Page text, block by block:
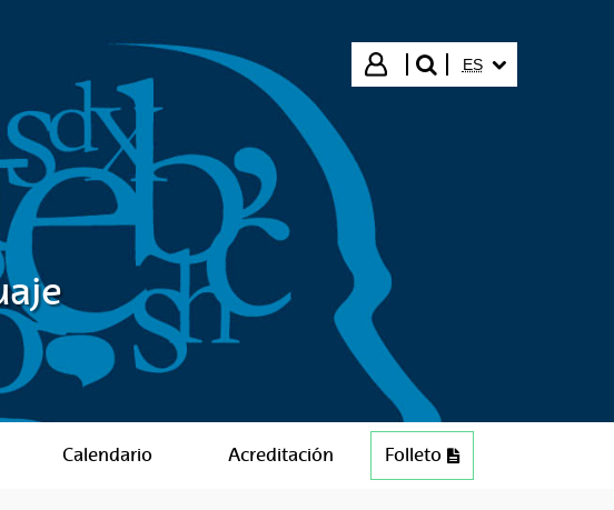
Iniciar sesión
buscar"
ES
Calendario Acreditación Folleto